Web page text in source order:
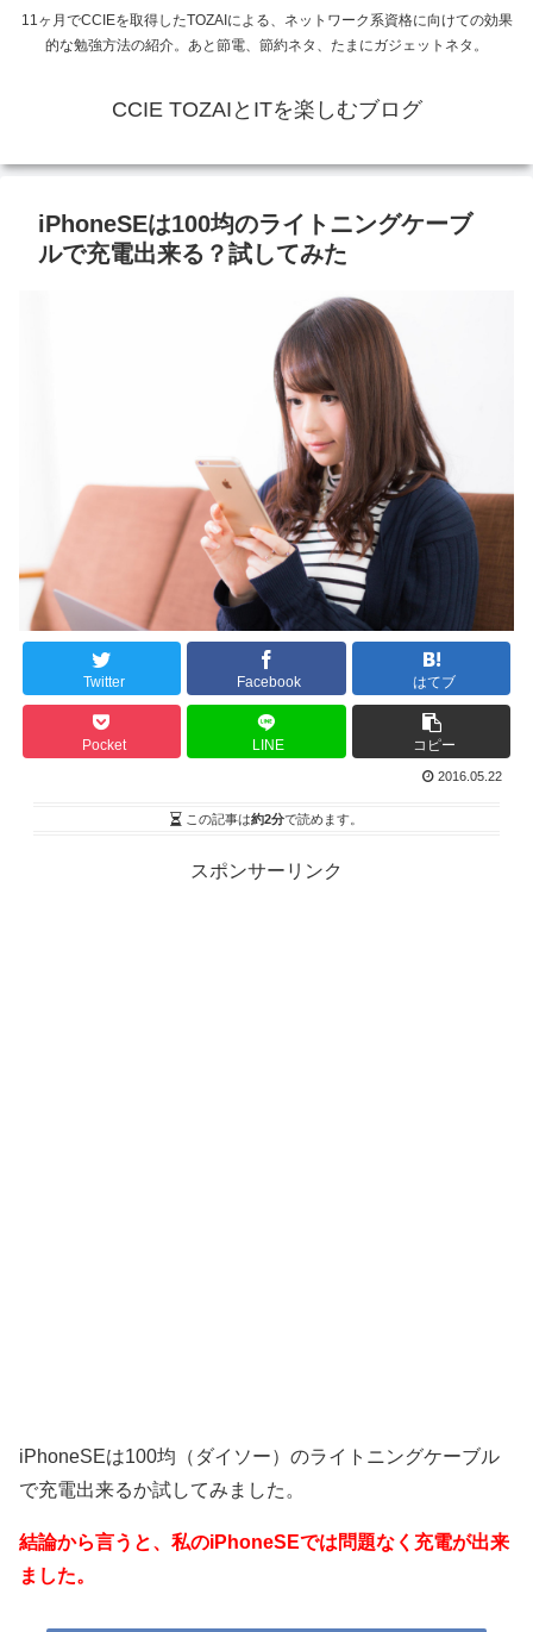
11ヶ月でCCIEを取得したTOZAIによる、ネットワーク系資格に向けての効果
的な勉強方法の紹介。あと節電、節約ネタ、たまにガジェットネタ。
CCIE TOZAIとITを楽しむブログ
iPhoneSEは100均のライトニングケーブ
ルで充電出来る？試してみた
Twitter Facebook はてブ
Pocket LINE コピー
2016.05.22
この記事は約2分で読めます。
スポンサーリンク
iPhoneSEは100均（ダイソー）のライトニングケーブル
で充電出来るか試してみました。
結論から言うと、私のiPhoneSEでは問題なく充電が出来
ました。